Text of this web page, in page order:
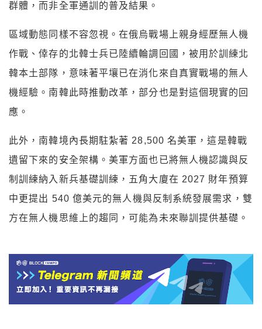
群體，而非全軍通訓的普及結果。
區域動態同樣不容忽視。在俄烏戰場上親身經歷無人機
作戰、倖存的北韓士兵已陸續輪調回國，被用於訓練北
韓本土部隊，意味著平壤已在消化來自真實戰場的無人
機經驗。南韓此時推動改革，部分也是對這個現實的回
應。
此外，南韓境內長期駐紮著 28,500 名美軍，這是韓戰
遺留下來的安全架構。美軍方面也已將無人機認識與反
制訓練納入新兵基礎訓練，五角大廈在 2027 財年預算
中更提出 540 億美元的無人機與反制系統發展需求，雙
方在無人機思維上的趨同，可能為未來聯訓提供基礎。